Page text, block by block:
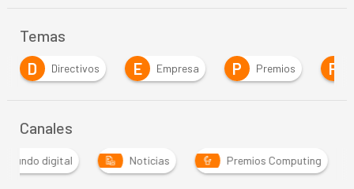
Temas
D
Directivos E Empresa P Premios P
Canales
Mundo digital Noticias Premios Computing